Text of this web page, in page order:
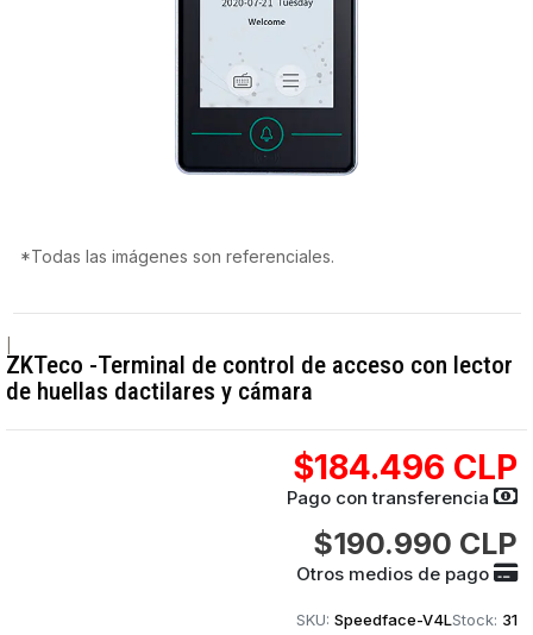
*Todas las imágenes son referenciales.
ZKTeco -Terminal de control de acceso con lector
de huellas dactilares y cámara
$184.496 CLP
Pago con transferencia
$190.990 CLP
Otros medios de pago
SKU: Speedface-V4LStock: 31